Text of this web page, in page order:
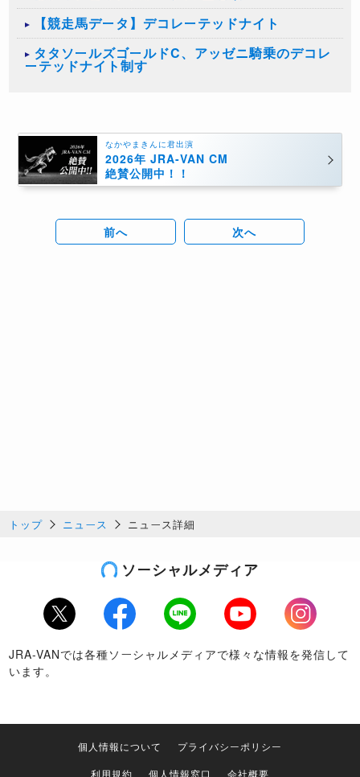
【競走馬データ】デコレーテッドナイト
タタソールズゴールドC、アッゼニ騎乗のデコレ
ーテッドナイト制す
なかやまきんに君出演
2026年 JRA-VAN CM
絶賛公開中！！
前へ 次へ
トップ ニュース ニュース詳細
ソーシャルメディア
Twitter Facebook LINE Youtube
Instagram
JRA-VANでは各種ソーシャルメディアで様々な情報を発信して
います。
個人情報について
プライバシーポリシー
利用規約
個人情報窓口 会社概要